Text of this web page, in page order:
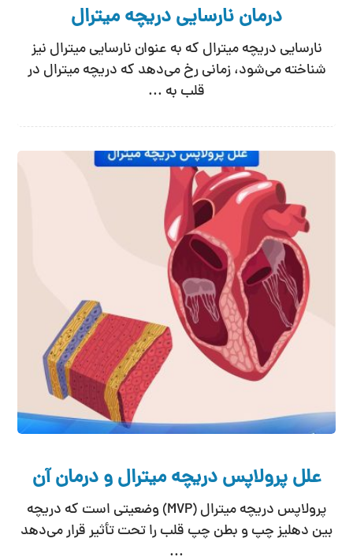
درمان نارسایی دریچه میترال
نارسایی دریچه میترال که به عنوان نارسایی میترال نیز
شناخته می‌شود، زمانی رخ می‌دهد که دریچه میترال در
قلب به ...
علل پرولاپس دریچه میترال و درمان آن
پرولاپس دریچه میترال (MVP) وضعیتی است که دریچه
بین دهلیز چپ و بطن چپ قلب را تحت تأثیر قرار می‌دهد
...